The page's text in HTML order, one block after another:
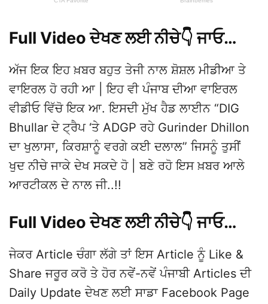
Full Video ਦੇਖਣ ਲਈ ਨੀਚੇ👇 ਜਾਓ…
ਅੱਜ ਇਕ ਇਹ ਖ਼ਬਰ ਬਹੁਤ ਤੇਜੀ ਨਾਲ ਸ਼ੋਸ਼ਲ ਮੀਡੀਆ ਤੇ
ਵਾਇਰਲ ਹੋ ਰਹੀ ਆ | ਇਹ ਵੀ ਪੰਜਾਬ ਦੀਆ ਵਾਇਰਲ
ਵੀਡੀਓ ਵਿੱਚੋ ਇਕ ਆ. ਇਸਦੀ ਮੁੱਖ ਹੈਡ ਲਾਈਨ “DIG
Bhullar ਦੇ ਟ੍ਰੈਪ ‘ਤੇ ADGP ਰਹੇ Gurinder Dhillon
ਦਾ ਖੁਲਾਸਾ, ਕਿਰਸ਼ਾਨੂੰ ਵਰਗੇ ਕਈ ਦਲਾਲ” ਜਿਸਨੂੰ ਤੁਸੀਂ
ਖੁਦ ਨੀਚੇ ਜਾਕੇ ਦੇਖ ਸਕਦੇ ਹੋ | ਬਣੇ ਰਹੋ ਇਸ ਖ਼ਬਰ ਆਲੇ
ਆਰਟੀਕਲ ਦੇ ਨਾਲ ਜੀ..!!
Full Video ਦੇਖਣ ਲਈ ਨੀਚੇ👇 ਜਾਓ…
ਜੇਕਰ Article ਚੰਗਾ ਲੱਗੇ ਤਾਂ ਇਸ Article ਨੂੰ Like &
Share ਜਰੂਰ ਕਰੋ ਤੇ ਹੋਰ ਨਵੇਂ-ਨਵੇਂ ਪੰਜਾਬੀ Articles ਦੀ
Daily Update ਦੇਖਣ ਲਈ ਸਾਡਾ Facebook Page